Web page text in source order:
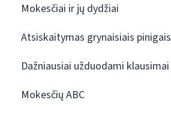
Mokesčiai ir jų dydžiai
Atsiskaitymas grynaisiais pinigais
Dažniausiai užduodami klausimai
Mokesčių ABC